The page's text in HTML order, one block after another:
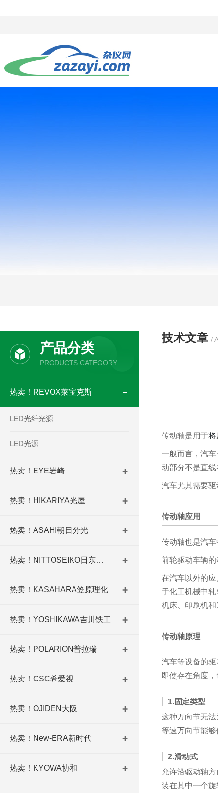
技术文章 /
传动轴是用于将
一般而言，汽
动部分不是直
汽车尤其需要
传动轴应用
传动轴也是汽
前轮驱动车辆
在汽车以外的
于化工机械中
机床、印刷机
传动轴原理
汽车等设备的
即使存在角度
1.固定类型
这种万向节无
等速万向节能够
2.滑动式
允许沿驱动轴
装在其中一个
产品分类
PRODUCTS CATEGORY
热卖！REVOX莱宝克斯
LED光纤光源
LED光源
热卖！EYE岩崎
热卖！HIKARIYA光屋
热卖！ASAHI朝日分光
热卖！NITTOSEIKO日东精工
热卖！KASAHARA笠原理化
热卖！YOSHIKAWA吉川铁工
热卖！POLARION普拉瑞
热卖！CSC希爱视
热卖！OJIDEN大阪
热卖！New-ERA新时代
热卖！KYOWA协和